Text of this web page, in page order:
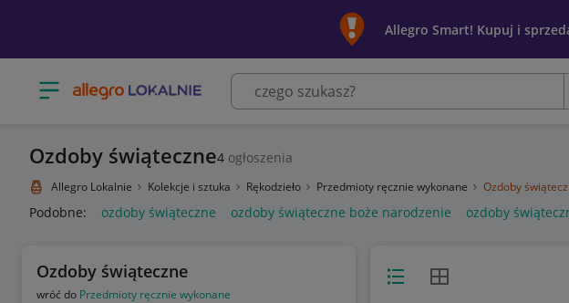
Allegro Smart! Kupuj i
Otwórz menu z kategoriami
Ozdoby świąteczne4 ogłoszenia
Allegro Lokalnie Kolekcje i sztuka Rękodzieło Przedmioty ręcznie wykonane Ozdoby
Podobne: ozdoby świąteczne ozdoby świąteczne boże narodzenie ozdoby
Ozdoby świąteczne
wróć do Przedmioty ręcznie wykonane
Widok listyWidok siatki